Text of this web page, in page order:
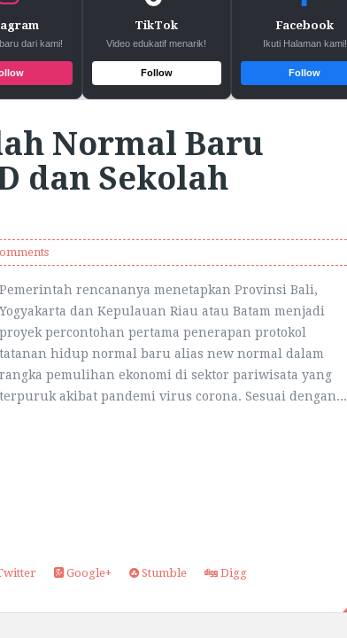
dari kami!
TikTok
Video edukatif menarik!
Follow
Facebook
Ikuti Halaman kami!
Follow
Normal Baru
dan Sekolah
Pemerintah rencananya menetapkan Provinsi Bali,
Yogyakarta dan Kepulauan Riau atau Batam menjadi
proyek percontohan pertama penerapan protokol
tatanan hidup normal baru alias new normal dalam
rangka pemulihan ekonomi di sektor pariwisata yang
terpuruk akibat pandemi virus corona. Sesuai dengan...
Google+ Stumble Digg